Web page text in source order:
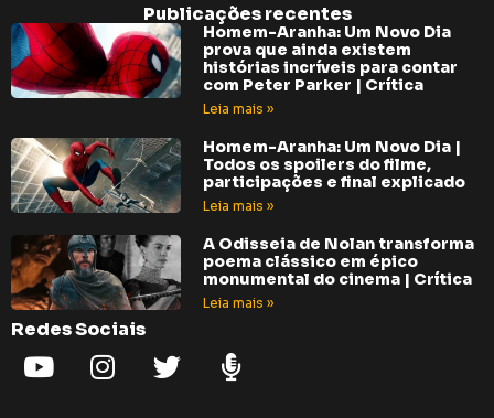
Publicações recentes
Homem-Aranha: Um Novo Dia
prova que ainda existem
histórias incríveis para contar
com Peter Parker | Crítica
Leia mais »
Homem-Aranha: Um Novo Dia |
Todos os spoilers do filme,
participações e final explicado
Leia mais »
A Odisseia de Nolan transforma
poema clássico em épico
monumental do cinema | Crítica
Leia mais »
Redes Sociais